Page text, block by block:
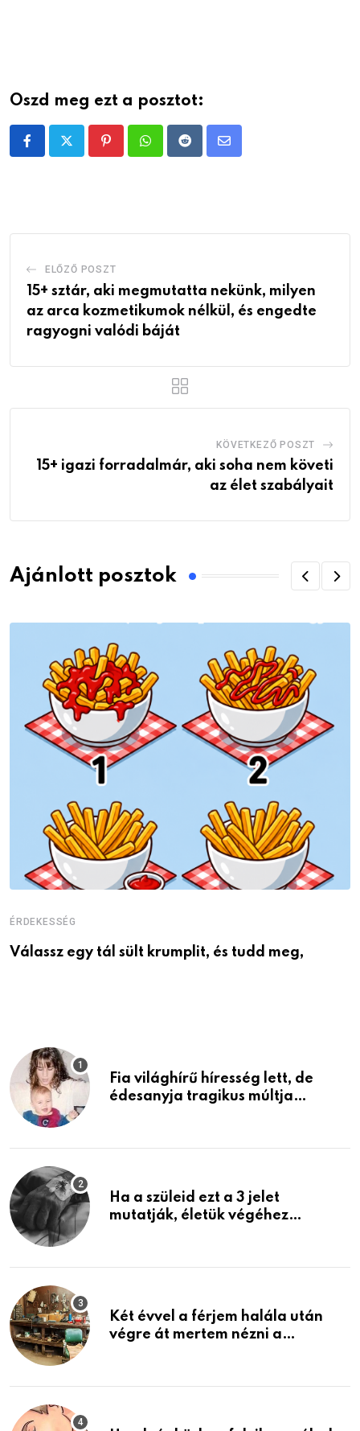
Oszd meg ezt a posztot:
PinterestWhatsappRedditShare
ELŐZŐ POSZT
15+ sztár, aki megmutatta nekünk, milyen
az arca kozmetikumok nélkül, és engedte
ragyogni valódi báját
KÖVETKEZŐ POSZT
15+ igazi forradalmár, aki soha nem követi
az élet szabályait
Ajánlott posztok
ÉRDEKESSÉG
Válassz egy tál sült krumplit, és tudd meg,
Fia világhírű híresség lett, de
édesanyja tragikus múltja
Ha a szüleid ezt a 3 jelet
mutatják, életük végéhez
Két évvel a férjem halála után
végre át mertem nézni a
életemet